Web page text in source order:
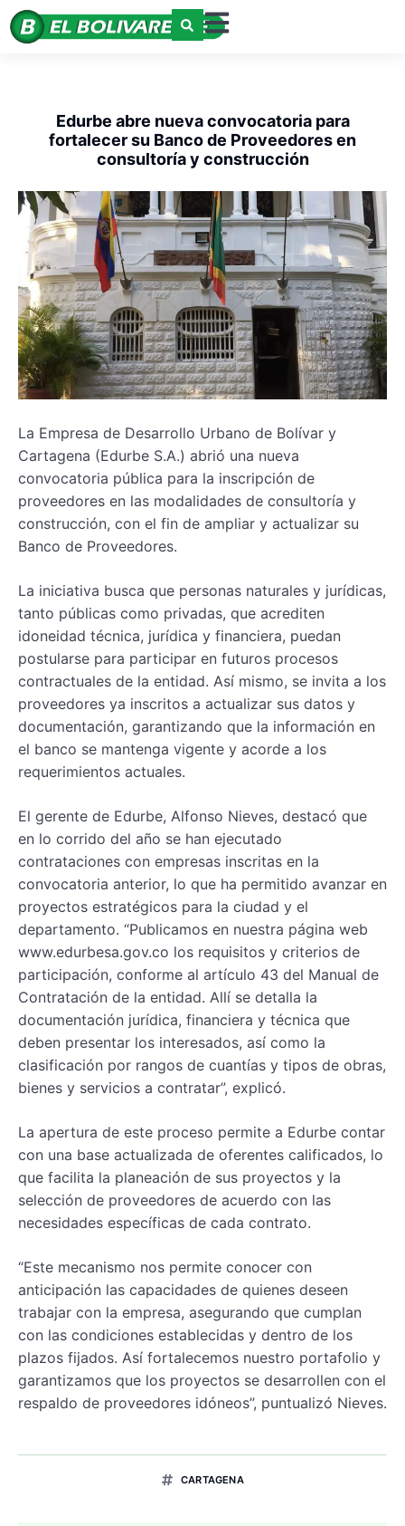
Edurbe abre nueva convocatoria para
fortalecer su Banco de Proveedores en
consultoría y construcción
La Empresa de Desarrollo Urbano de Bolívar y
Cartagena (Edurbe S.A.) abrió una nueva
convocatoria pública para la inscripción de
proveedores en las modalidades de consultoría y
construcción, con el fin de ampliar y actualizar su
Banco de Proveedores.
La iniciativa busca que personas naturales y jurídicas,
tanto públicas como privadas, que acrediten
idoneidad técnica, jurídica y financiera, puedan
postularse para participar en futuros procesos
contractuales de la entidad. Así mismo, se invita a los
proveedores ya inscritos a actualizar sus datos y
documentación, garantizando que la información en
el banco se mantenga vigente y acorde a los
requerimientos actuales.
El gerente de Edurbe, Alfonso Nieves, destacó que
en lo corrido del año se han ejecutado
contrataciones con empresas inscritas en la
convocatoria anterior, lo que ha permitido avanzar en
proyectos estratégicos para la ciudad y el
departamento. “Publicamos en nuestra página web
www.edurbesa.gov.co los requisitos y criterios de
participación, conforme al artículo 43 del Manual de
Contratación de la entidad. Allí se detalla la
documentación jurídica, financiera y técnica que
deben presentar los interesados, así como la
clasificación por rangos de cuantías y tipos de obras,
bienes y servicios a contratar”, explicó.
La apertura de este proceso permite a Edurbe contar
con una base actualizada de oferentes calificados, lo
que facilita la planeación de sus proyectos y la
selección de proveedores de acuerdo con las
necesidades específicas de cada contrato.
“Este mecanismo nos permite conocer con
anticipación las capacidades de quienes deseen
trabajar con la empresa, asegurando que cumplan
con las condiciones establecidas y dentro de los
plazos fijados. Así fortalecemos nuestro portafolio y
garantizamos que los proyectos se desarrollen con el
respaldo de proveedores idóneos”, puntualizó Nieves.
CARTAGENA